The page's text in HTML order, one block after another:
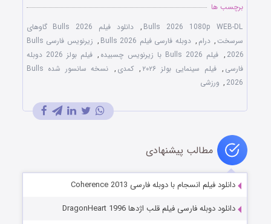
برچسب ها
Bulls 2026 1080p WEB-DL
,
دانلود فیلم Bulls 2026 گاوهای
سرسخت, درام , دوبله فارسی فیلم Bulls 2026 ,
زیرنویس فارسی Bulls
2026
, فیلم Bulls 2026 با زیرنویس چسبیده ,
فیلم بولز 2026 دوبله
فارسی , فیلم سینمایی بولز ۲۰۲۶ , کمدی ,
نسخه سانسور شده Bulls
2026
, ورزشی
مطالب پیشنهادی
دانلود فیلم انسجام با دوبله فارسی Coherence 2013
دانلود دوبله فارسی فیلم قلب اژدها DragonHeart 1996